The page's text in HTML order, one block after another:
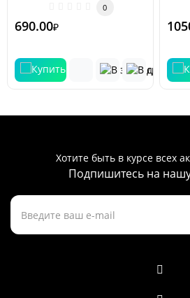
0
690.00₽
Хотите быть в курсе всех
Подпишитесь на